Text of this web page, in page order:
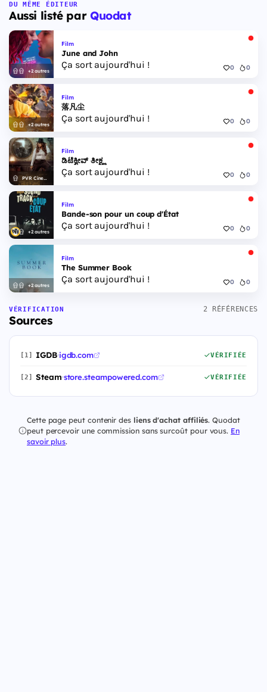
DU MÊME ÉDITEUR
Aussi listé par Quodat
+2 autres
Film
June and John
Ça sort aujourd'hui ! 0 0
+2 autres
Film
落凡尘
Ça sort aujourd'hui ! 0 0
PVR Cinemas
Film
ಡಿಟೆಕ್ವೀವ್ ತೀಕ್ಷ್ಣ
Ça sort aujourd'hui ! 0 0
+2 autres
Film
Bande-son pour un coup d'État
Ça sort aujourd'hui ! 0 0
+2 autres
Film
The Summer Book
Ça sort aujourd'hui ! 0 0
VÉRIFICATION
Sources
2 RÉFÉRENCES
[1] IGDB·igdb.com VÉRIFIÉE
[2] Steam·store.steampowered.com VÉRIFIÉE
Cette page peut contenir des liens d'achat affiliés. Quodat
peut percevoir une commission sans surcoût pour vous. En
savoir plus.